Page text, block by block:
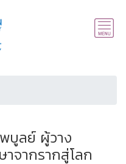
บูลย์ ผู้วาง
จากรากสู่โลก